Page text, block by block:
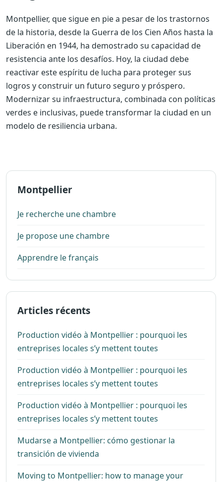
Montpellier, que sigue en pie a pesar de los trastornos
de la historia, desde la Guerra de los Cien Años hasta la
Liberación en 1944, ha demostrado su capacidad de
resistencia ante los desafíos. Hoy, la ciudad debe
reactivar este espíritu de lucha para proteger sus
logros y construir un futuro seguro y próspero.
Modernizar su infraestructura, combinada con políticas
verdes e inclusivas, puede transformar la ciudad en un
modelo de resiliencia urbana.
Montpellier
Je recherche une chambre
Je propose une chambre
Apprendre le français
Articles récents
Production vidéo à Montpellier : pourquoi les
entreprises locales s’y mettent toutes
Production vidéo à Montpellier : pourquoi les
entreprises locales s’y mettent toutes
Production vidéo à Montpellier : pourquoi les
entreprises locales s’y mettent toutes
Mudarse a Montpellier: cómo gestionar la
transición de vivienda
Moving to Montpellier: how to manage your